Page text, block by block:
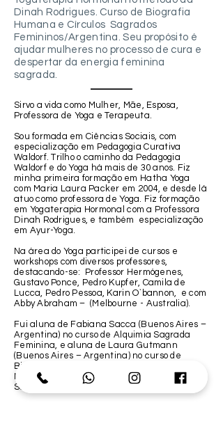
Dinah Rodrigues. Curso de Biografia
Humana e Círculos Sagrados
Femininos/Argentina. Seu propósito é
ajudar mulheres no processo de cura e
despertar da energia feminina
sagrada.
Sirvo a vida como Mulher, Mãe, Esposa,
Professora de Yoga e Terapeuta.
Sou formada em Ciências Sociais, com
especialização em Pedagogia Curativa
Waldorf. Trilho o caminho da Pedagogia
Waldorf e do Yoga há mais de 30 anos. Fiz
minha primeira formação em Hatha Yoga
com Maria Laura Packer em 2004, e desde lá
atuo como professora de Yoga. Fiz formação
em Yogaterapia Hormonal com a Professora
Dinah Rodrigues, e também especialização
em Ayur-Yoga.
Na área do Yoga participei de cursos e
workshops com diversos professores,
destacando-se: Professor Hermógenes,
Gustavo Ponce, Pedro Kupfer, Camila de
Lucca, Pedro Pessoa, Karin O`bannon, e com
Abby Abraham – (Melbourne - Australia).
Fui aluna de Fabiana Sacca (Buenos Aires –
Argentina) no curso de Alquimia Sagrada
Feminina, e aluna de Laura Gutmann
(Buenos Aires – Argentina) no curso de
Biografia Humana, e aluna de Soraya
Mariane no curso de Condução de Círculos
Sagrados Femininos.